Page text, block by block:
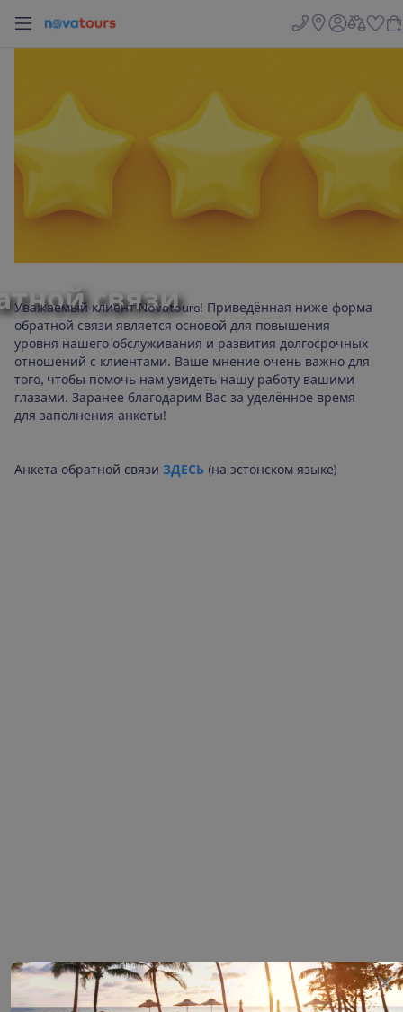
связи
Уважаемый клиент Novatours! Приведённая ниже форма
обратной связи является основой для повышения
уровня нашего обслуживания и развития долгосрочных
отношений с клиентами. Ваше мнение очень важно для
того, чтобы помочь нам увидеть нашу работу вашими
глазами. Заранее благодарим Вас за уделённое время
для заполнения анкеты!
Анкета обратной связи ЗДЕСЬ (на эстонском языке)